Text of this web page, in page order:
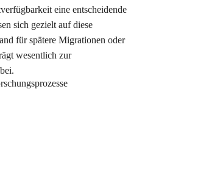
eine entscheidende
sich gezielt auf diese
für spätere Migrationen oder
wesentlich zur